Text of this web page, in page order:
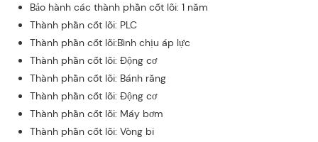
Bảo hành các thành phần cốt lõi: 1 năm
Thành phần cốt lõi: PLC
Thành phần cốt lõi:Bình chịu áp lực
Thành phần cốt lõi: Động cơ
Thành phần cốt lõi: Bánh răng
Thành phần cốt lõi: Động cơ
Thành phần cốt lõi: Máy bơm
Thành phần cốt lõi: Vòng bi